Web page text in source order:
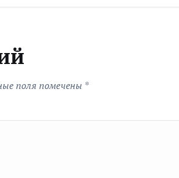
поля помечены *